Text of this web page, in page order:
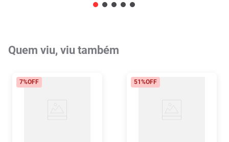
Quem viu, viu também
7%OFF 51%OFF